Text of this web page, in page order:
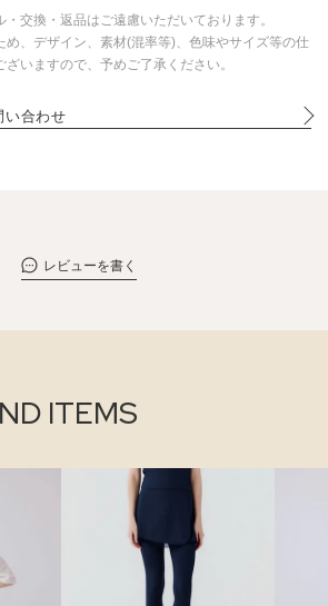
交換・返品はご遠慮いただいております。
、デザイン、素材(混率等)、色味やサイズ等の仕
いますので、予めご了承ください。
い合わせ
レビューを書く
ITEMS